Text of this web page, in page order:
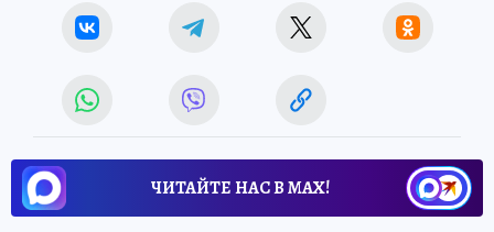
ЧИТАЙТЕ НАС В МАХ!